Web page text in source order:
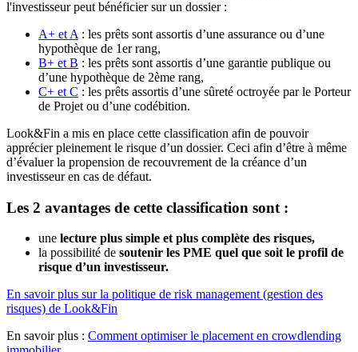
l'investisseur peut bénéficier sur un dossier :
A+ et A : les prêts sont assortis d’une assurance ou d’une
hypothèque de 1er rang,
B+ et B : les prêts sont assortis d’une garantie publique ou
d’une hypothèque de 2ème rang,
C+ et C : les prêts assortis d’une sûreté octroyée par le Porteur
de Projet ou d’une codébition.
Look&Fin a mis en place cette classification afin de pouvoir
apprécier pleinement le risque d’un dossier. Ceci afin d’être à même
d’évaluer la propension de recouvrement de la créance d’un
investisseur en cas de défaut.
Les 2 avantages de cette classification sont :
une lecture plus simple et plus complète des risques,
la possibilité de soutenir les PME quel que soit le profil de
risque d’un investisseur.
En savoir plus sur la politique de risk management (gestion des
risques) de Look&Fin
En savoir plus : Comment optimiser le placement en crowdlending